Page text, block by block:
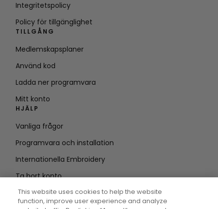
Integritetspolicy
Policy för tillgänglighet
TILLGÅNG
Medlemskapsplaner
Använd kod
Ladda ner programvara
Mitt konto
HJÄLP
Vanliga frågor
Programvara och installation
Internationella Embroidery
Ta bort konto
This website uses cookies to help the website
function, improve user experience and analyze